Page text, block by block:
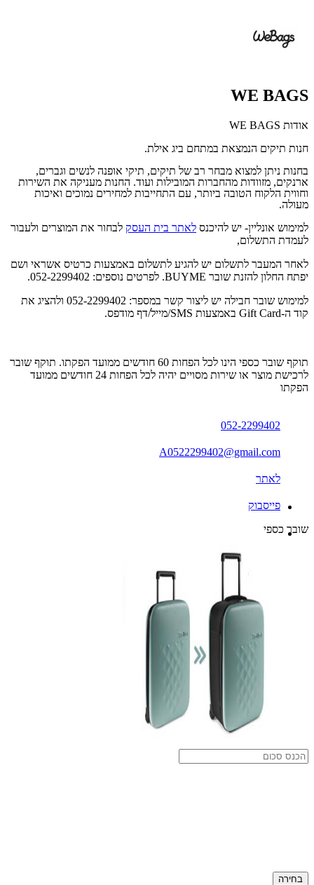
WE BAGS
אודות WE BAGS
חנות תיקים הנמצאת במתחם ביג אילת.
בחנות ניתן למצוא מבחר רב של תיקים, תיקי אופנה לנשים וגברים,
ארנקים, מזוודות מהחברות המובילות ועוד. החנות מעניקה את השירות
וחווית הלקוח הטובה ביותר, עם התחייבות למחירים נמוכים ואיכות
מעולה.
למימוש אונליין- יש להיכנס לאתר בית העסק לבחור את המוצרים ולעבור
לעמדת התשלום,
לאחר המעבר לתשלום יש להגיע לתשלום באמצעות כרטיס אשראי ושם
יפתח החלון להזנת שובר BUYME. לפרטים נוספים: 052-2299402.
למימוש שובר חבילה יש ליצור קשר במספר: 052-2299402 ולהציג את
קוד ה-Gift Card באמצעות SMS/מייל/דף מודפס.
תוקף שובר כספי הינו לכל הפחות 60 חודשים ממועד הפקתו. תוקף שובר
לרכישת מוצר או שירות מסויים יהיה לכל הפחות 24 חודשים ממועד
הפקתו
052-2299402
A0522299402@gmail.com
לאתר
פייסבוק
שובר כספי
בחירה